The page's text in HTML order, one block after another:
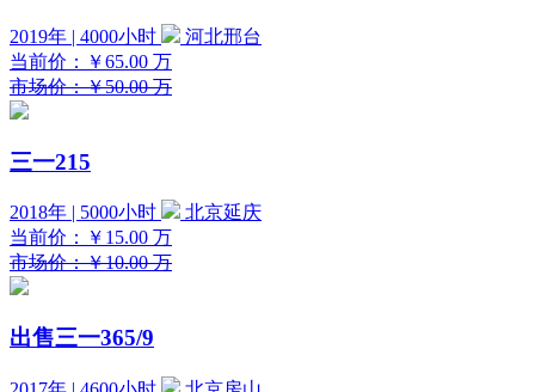
2019年 | 4000小时
河北邢台
当前价：
￥65.00 万
市场价：￥50.00 万
三一215
2018年 | 5000小时
北京延庆
当前价：
￥15.00 万
市场价：￥10.00 万
出售三一365/9